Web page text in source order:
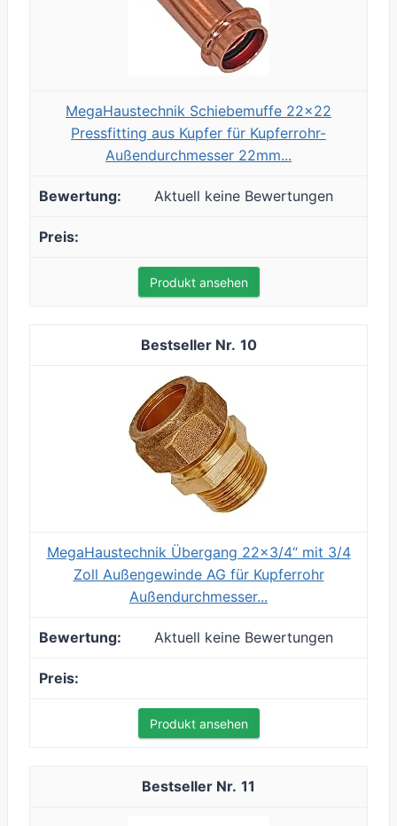
MegaHaustechnik Schiebemuffe 22x22
Pressfitting aus Kupfer für Kupferrohr-
Außendurchmesser 22mm...
Aktuell keine Bewertungen
Produkt ansehen
10
MegaHaustechnik Übergang 22x3/4“ mit 3/4
Zoll Außengewinde AG für Kupferrohr
Außendurchmesser...
Aktuell keine Bewertungen
Produkt ansehen
11